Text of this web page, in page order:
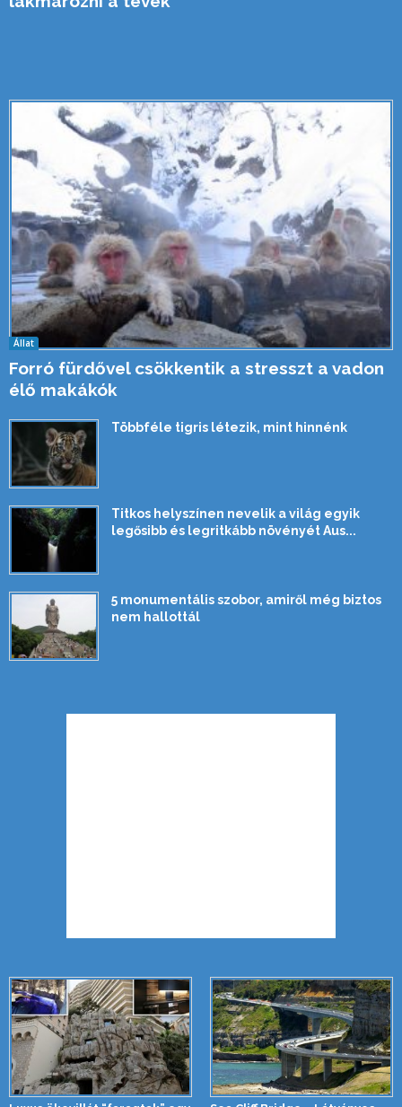
Állat
Forró fürdővel csökkentik a stresszt a vadon
élő makákók
Többféle tigris létezik, mint hinnénk
Titkos helyszínen nevelik a világ egyik
legősibb és legritkább növényét Aus...
5 monumentális szobor, amiről még biztos
nem hallottál